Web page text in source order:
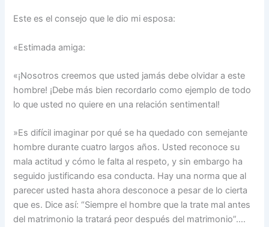
Este es el consejo que le dio mi esposa:
«Estimada amiga:
«¡Nosotros creemos que usted jamás debe olvidar a este
hombre! ¡Debe más bien recordarlo como ejemplo de todo
lo que usted no quiere en una relación sentimental!
»Es difícil imaginar por qué se ha quedado con semejante
hombre durante cuatro largos años. Usted reconoce su
mala actitud y cómo le falta al respeto, y sin embargo ha
seguido justificando esa conducta. Hay una norma que al
parecer usted hasta ahora desconoce a pesar de lo cierta
que es. Dice así: “Siempre el hombre que la trate mal antes
del matrimonio la tratará peor después del matrimonio”….